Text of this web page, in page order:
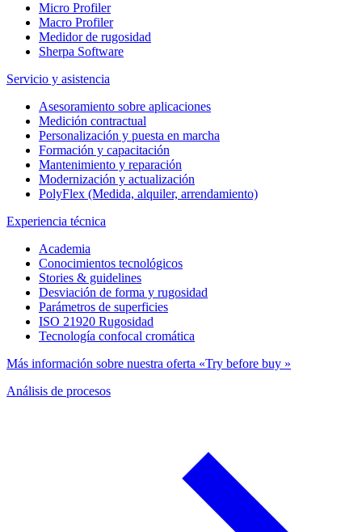
Micro Profiler
Macro Profiler
Medidor de rugosidad
Sherpa Software
Servicio y asistencia
Asesoramiento sobre aplicaciones
Medición contractual
Personalización y puesta en marcha
Formación y capacitación
Mantenimiento y reparación
Modernización y actualización
PolyFlex (Medida, alquiler, arrendamiento)
Experiencia técnica
Academia
Conocimientos tecnológicos
Stories & guidelines
Desviación de forma y rugosidad
Parámetros de superficies
ISO 21920 Rugosidad
Tecnología confocal cromática
Más información sobre nuestra oferta «Try before buy »
Análisis de procesos